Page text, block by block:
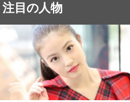
注目の人物